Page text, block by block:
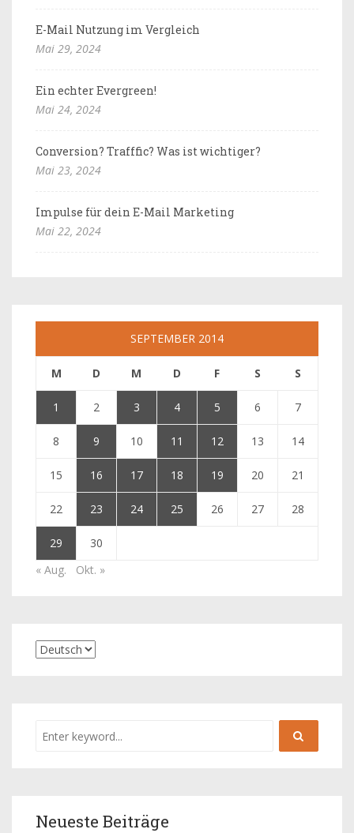
E-Mail Nutzung im Vergleich
Mai 29, 2024
Ein echter Evergreen!
Mai 24, 2024
Conversion? Trafffic? Was ist wichtiger?
Mai 23, 2024
Impulse für dein E-Mail Marketing
Mai 22, 2024
SEPTEMBER 2014
M D M D F S S
1 2 3 4 5 6 7
8 9 10 11 12 13 14
15 16 17 18 19 20 21
22 23 24 25 26 27 28
29
30
« Aug.
Okt. »
Neueste Beiträge